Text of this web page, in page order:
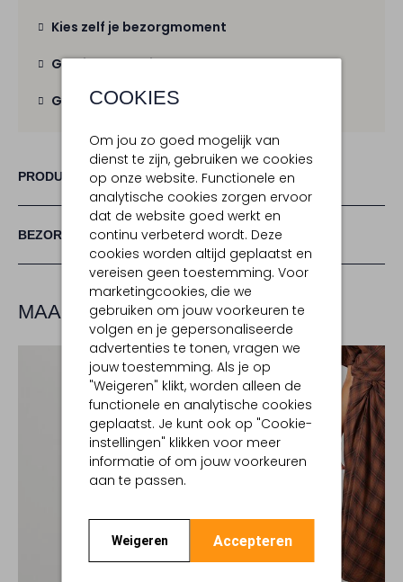
COOKIES
Om jou zo goed mogelijk van
dienst te zijn, gebruiken we cookies
op onze website. Functionele en
analytische cookies zorgen ervoor
dat de website goed werkt en
continu verbeterd wordt. Deze
cookies worden altijd geplaatst en
vereisen geen toestemming. Voor
marketingcookies, die we
gebruiken om jouw voorkeuren te
volgen en je gepersonaliseerde
advertenties te tonen, vragen we
jouw toestemming. Als je op
"Weigeren" klikt, worden alleen de
functionele en analytische cookies
geplaatst. Je kunt ook op "Cookie-
instellingen" klikken voor meer
informatie of om jouw voorkeuren
aan te passen.
Weigeren Accepteren
Kies zelf je bezorgmoment
Gratis verzendingvanaf € 100,-
Gratis retourbinnen 30 dagen
PRODUCT INFORMATIE
BEZORGEN & RETOURNEREN
MAAK JE LOOK COMPLEET